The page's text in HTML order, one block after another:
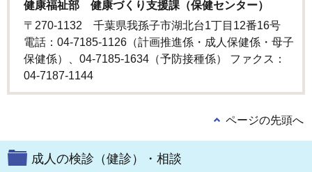
健康福祉部 健康づくり支援課（保健センター）
〒270-1132 千葉県我孫子市湖北台1丁目12番16号
電話：04-7185-1126（計画推進係・成人保健係・母子
保健係）、04-7185-1634（予防接種係） ファクス：
04-7187-1144
ページの先頭へ
成人の検診（健診）・相談